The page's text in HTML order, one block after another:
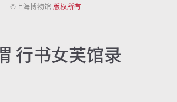
©上海博物馆版权所有
行书女芙馆录